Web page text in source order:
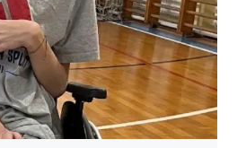
Veći pokazivač
Vodilica za čitanje